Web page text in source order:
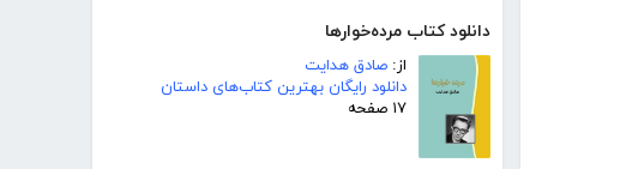
دانلود کتاب مرده‌خوارها
از: صادق هدایت
دانلود رایگان بهترین کتاب‌های داستان
۱۷ صفحه